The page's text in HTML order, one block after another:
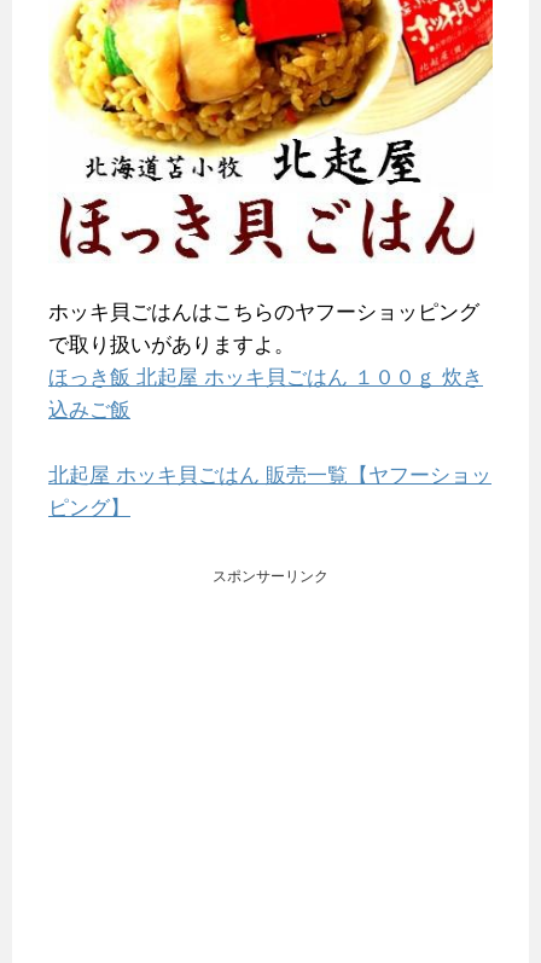
ホッキ貝ごはんはこちらのヤフーショッピング
で取り扱いがありますよ。
ほっき飯 北起屋 ホッキ貝ごはん １００ｇ 炊き
込みご飯
北起屋 ホッキ貝ごはん 販売一覧【ヤフーショッ
ピング】
スポンサーリンク